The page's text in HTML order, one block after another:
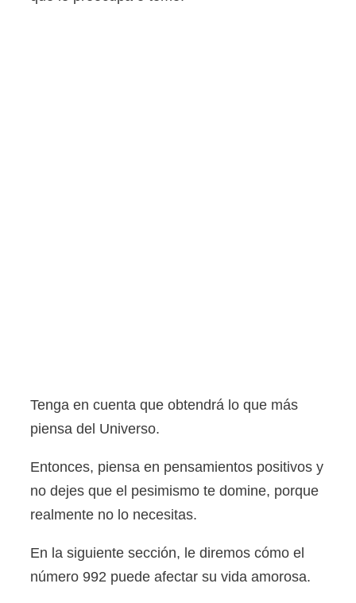
Tenga en cuenta que obtendrá lo que más
piensa del Universo.
Entonces, piensa en pensamientos positivos y
no dejes que el pesimismo te domine, porque
realmente no lo necesitas.
En la siguiente sección, le diremos cómo el
número 992 puede afectar su vida amorosa.